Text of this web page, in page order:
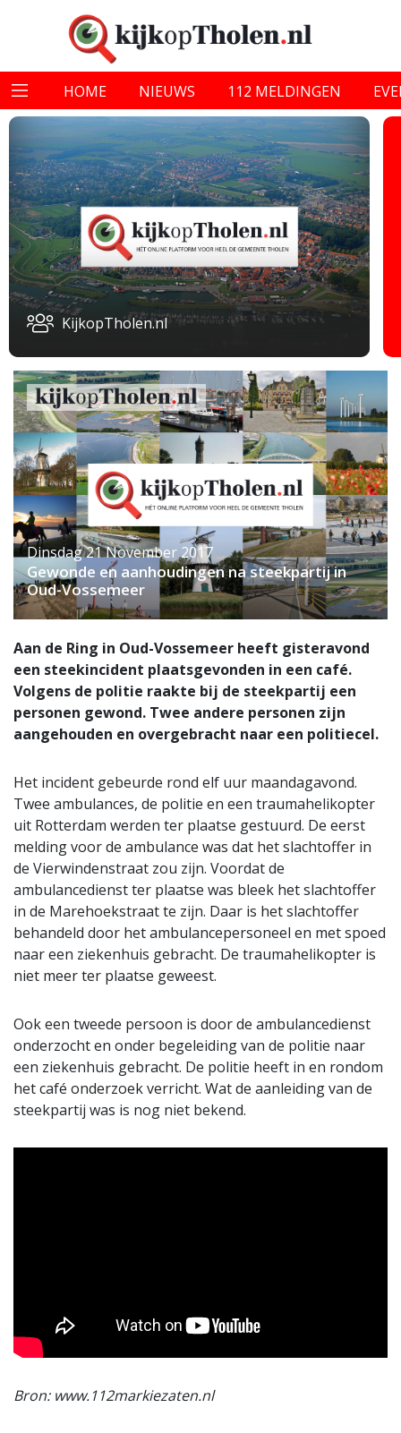
HOME NIEUWS 112 MELDINGEN
KijkopTholen.nl
Dinsdag 21 November 2017
Gewonde en aanhoudingen na steekpartij in
Oud-Vossemeer
Aan de Ring in Oud-Vossemeer heeft gisteravond
een steekincident plaatsgevonden in een café.
Volgens de politie raakte bij de steekpartij een
personen gewond. Twee andere personen zijn
aangehouden en overgebracht naar een politiecel.
Het incident gebeurde rond elf uur maandagavond.
Twee ambulances, de politie en een traumahelikopter
uit Rotterdam werden ter plaatse gestuurd. De eerst
melding voor de ambulance was dat het slachtoffer in
de Vierwindenstraat zou zijn. Voordat de
ambulancedienst ter plaatse was bleek het slachtoffer
in de Marehoekstraat te zijn. Daar is het slachtoffer
behandeld door het ambulancepersoneel en met spoed
naar een ziekenhuis gebracht. De traumahelikopter is
niet meer ter plaatse geweest.
Ook een tweede persoon is door de ambulancedienst
onderzocht en onder begeleiding van de politie naar
een ziekenhuis gebracht. De politie heeft in en rondom
het café onderzoek verricht. Wat de aanleiding van de
steekpartij was is nog niet bekend.
Bron: www.112markiezaten.nl